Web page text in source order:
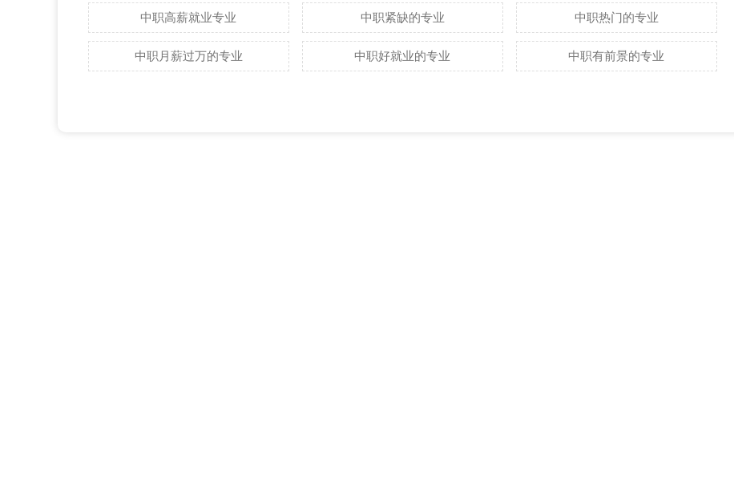
中职高薪就业专业 中职紧缺的专业 中职热门的专业
中职月薪过万的专业 中职好就业的专业 中职有前景的专业